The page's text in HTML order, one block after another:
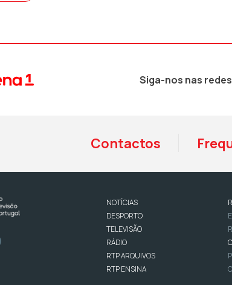
Siga-nos nas
Contactos
NOTÍCIAS
DESPORTO
TELEVISÃO
RÁDIO
RTP ARQUIVOS
RTP ENSINA